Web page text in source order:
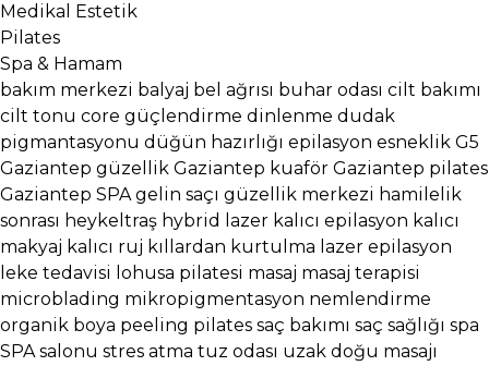
Medikal Estetik
Pilates
Spa & Hamam
bakım merkezi balyaj bel ağrısı buhar odası cilt bakımı
cilt tonu core güçlendirme dinlenme dudak
pigmantasyonu düğün hazırlığı epilasyon esneklik G5
Gaziantep güzellik Gaziantep kuaför Gaziantep pilates
Gaziantep SPA gelin saçı güzellik merkezi hamilelik
sonrası heykeltraş hybrid lazer kalıcı epilasyon kalıcı
makyaj kalıcı ruj kıllardan kurtulma lazer epilasyon
leke tedavisi lohusa pilatesi masaj masaj terapisi
microblading mikropigmentasyon nemlendirme
organik boya peeling pilates saç bakımı saç sağlığı spa
SPA salonu stres atma tuz odası uzak doğu masajı